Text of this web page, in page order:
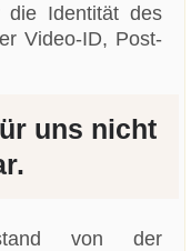
die Identität des
Video-ID, Post-
uns nicht
von der